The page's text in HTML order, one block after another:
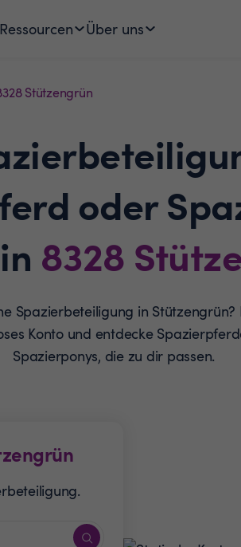
Ressourcen Über uns
Stützengrün
oder
8328
Spazierbeteiligung in Stützengrün?
Konto und entdecke
Spazierponys, die zu dir passen.